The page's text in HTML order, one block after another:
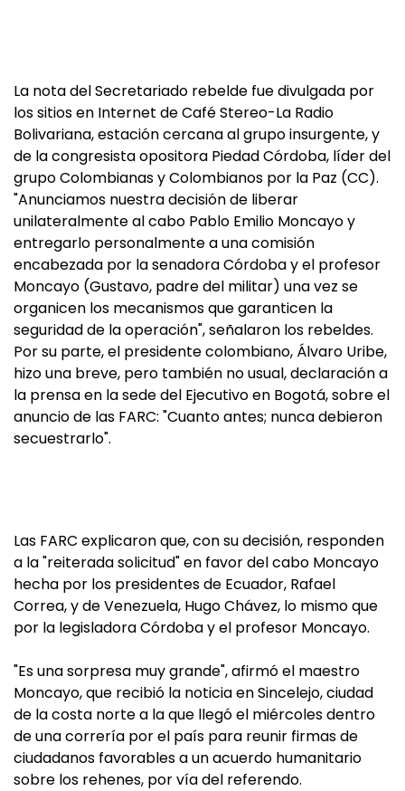
La nota del Secretariado rebelde fue divulgada por
los sitios en Internet de Café Stereo-La Radio
Bolivariana, estación cercana al grupo insurgente, y
de la congresista opositora Piedad Córdoba, líder del
grupo Colombianas y Colombianos por la Paz (CC).
"Anunciamos nuestra decisión de liberar
unilateralmente al cabo Pablo Emilio Moncayo y
entregarlo personalmente a una comisión
encabezada por la senadora Córdoba y el profesor
Moncayo (Gustavo, padre del militar) una vez se
organicen los mecanismos que garanticen la
seguridad de la operación", señalaron los rebeldes.
Por su parte, el presidente colombiano, Álvaro Uribe,
hizo una breve, pero también no usual, declaración a
la prensa en la sede del Ejecutivo en Bogotá, sobre el
anuncio de las FARC: "Cuanto antes; nunca debieron
secuestrarlo".
Las FARC explicaron que, con su decisión, responden
a la "reiterada solicitud" en favor del cabo Moncayo
hecha por los presidentes de Ecuador, Rafael
Correa, y de Venezuela, Hugo Chávez, lo mismo que
por la legisladora Córdoba y el profesor Moncayo.
"Es una sorpresa muy grande", afirmó el maestro
Moncayo, que recibió la noticia en Sincelejo, ciudad
de la costa norte a la que llegó el miércoles dentro
de una correría por el país para reunir firmas de
ciudadanos favorables a un acuerdo humanitario
sobre los rehenes, por vía del referendo.